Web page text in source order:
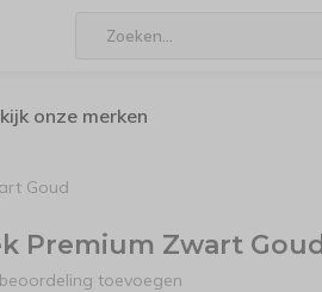
onze merken
Goud
Premium Zwart Goud
beoordeling toevoegen